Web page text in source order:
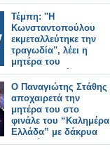
Τέμπη: ''Η
Κωνσταντοπούλου
εκμεταλλεύτηκε την
τραγωδία'', λέει η
μητέρα του
μηχανοδηγού της
εμπορικής
αμαξοστοιχίας
Ο Παναγιώτης Στάθης
αποχαιρετά την
μητέρα του στο
φινάλε του “Καλημέρα
Ελλάδα” με δάκρυα
στα μάτια